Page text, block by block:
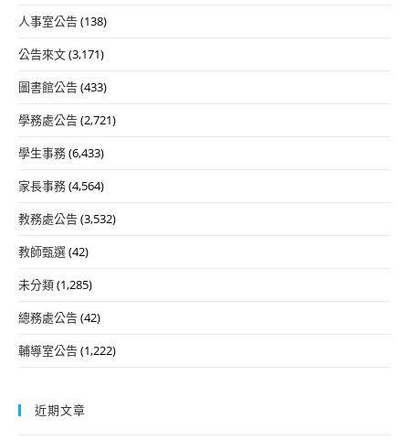
人事室公告(138)
公告來文(3,171)
圖書館公告(433)
學務處公告(2,721)
學生事務(6,433)
家長事務(4,564)
教務處公告(3,532)
教師甄選(42)
未分類(1,285)
總務處公告(42)
輔導室公告(1,222)
近期文章